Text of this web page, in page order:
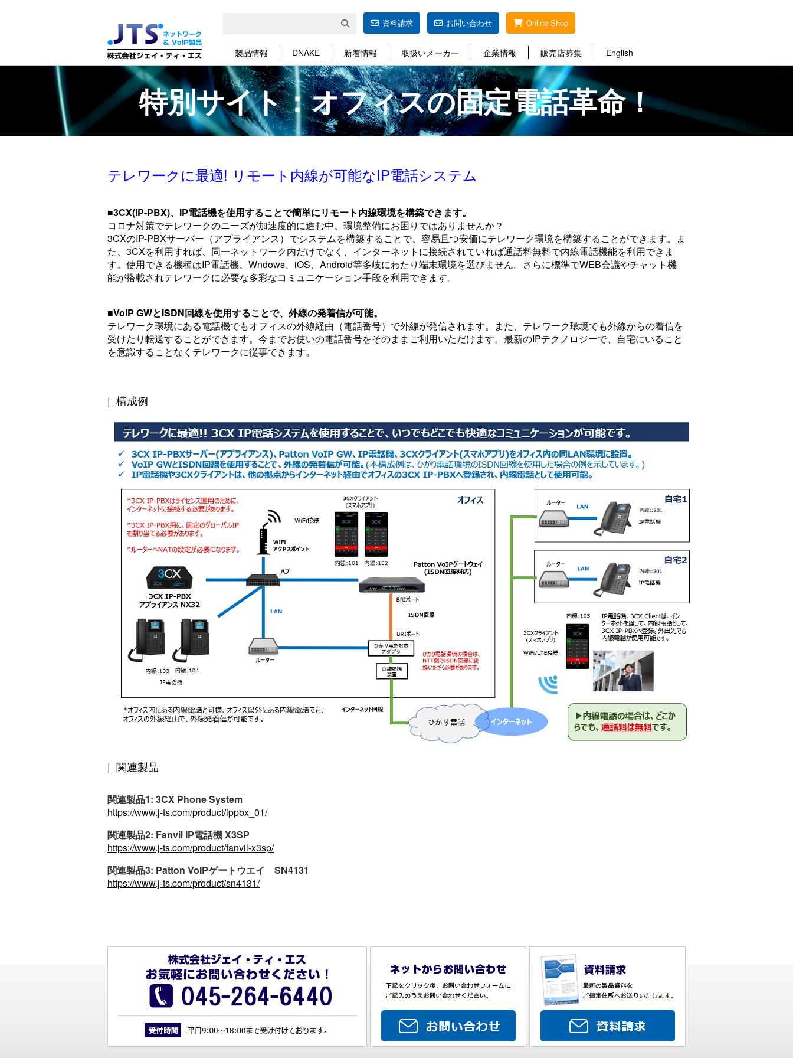
資料請求 お問い合わせ Online Shop
製品情報 DNAKE 新着情報 取扱いメーカー 企業情報 販売店募集 English
特別サイト：オフィスの固定電話革命！
テレワークに最適! リモート内線が可能なIP電話システム
■3CX(IP-PBX)、IP電話機を使用することで簡単にリモート内線環境を構築できます。
コロナ対策でテレワークのニーズが加速度的に進む中、環境整備にお困りではありませんか？
3CXのIP-PBXサーバー（アプライアンス）でシステムを構築することで、容易且つ安価にテレワーク環境を構築することができます。ま
た、3CXを利用すれば、同一ネットワーク内だけでなく、インターネットに接続されていれば通話料無料で内線電話機能を利用できま
す。使用できる機種はIP電話機、Wndows、iOS、Android等多岐にわたり端末環境を選びません。さらに標準でWEB会議やチャット機
能が搭載されテレワークに必要な多彩なコミュニケーション手段を利用できます。
■VoIP GWとISDN回線を使用することで、外線の発着信が可能。
テレワーク環境にある電話機でもオフィスの外線経由（電話番号）で外線が発信されます。また、テレワーク環境でも外線からの着信を
受けたり転送することができます。今までお使いの電話番号をそのままご利用いただけます。最新のIPテクノロジーで、自宅にいること
を意識することなくテレワークに従事できます。
| 構成例
| 関連製品
関連製品1: 3CX Phone System
https://www.j-ts.com/product/ippbx_01/
関連製品2: Fanvil IP電話機 X3SP
https://www.j-ts.com/product/fanvil-x3sp/
関連製品3: Patton VoIPゲートウエイ SN4131
https://www.j-ts.com/product/sn4131/